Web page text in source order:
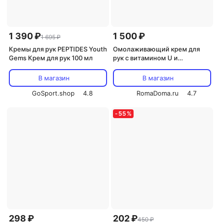
1 390 ₽1 695 ₽
Кремы для рук PEPTIDES Youth
Gems Крем для рук 100 мл
В магазин
GoSport.shop
4.8
1 500 ₽
Омолаживающий крем для
рук с витамином U и
Hand Veil Cream 30мл
В магазин
RomaDoma.ru
4.7
298 ₽
- 55 %
202 ₽450 ₽